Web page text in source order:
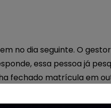
no dia seguinte. O
essa pessoa já
fechado matrícula em